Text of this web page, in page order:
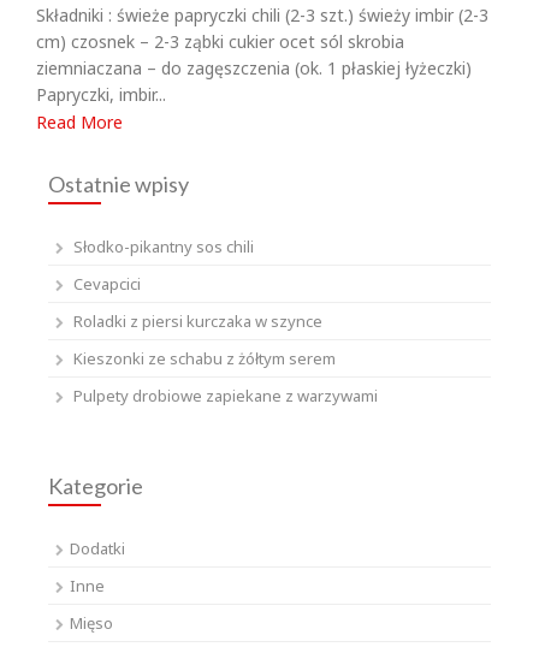
Składniki : świeże papryczki chili (2-3 szt.) świeży imbir (2-3
cm) czosnek – 2-3 ząbki cukier ocet sól skrobia
ziemniaczana – do zagęszczenia (ok. 1 płaskiej łyżeczki)
Papryczki, imbir...
Read More
Ostatnie wpisy
Słodko-pikantny sos chili
Cevapcici
Roladki z piersi kurczaka w szynce
Kieszonki ze schabu z żółtym serem
Pulpety drobiowe zapiekane z warzywami
Kategorie
Dodatki
Inne
Mięso